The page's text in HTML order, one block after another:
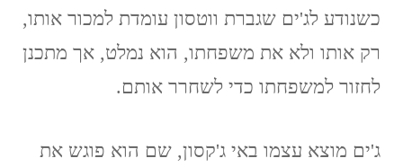
כשנודע לג'ים שגברת ווטסון עומדת למכור אותו,
רק אותו ולא את משפחתו, הוא נמלט, אך מתכנן
לחזור למשפחתו כדי לשחרר אותם.
ג'ים מוצא עצמו באי ג'קסון, שם הוא פוגש את